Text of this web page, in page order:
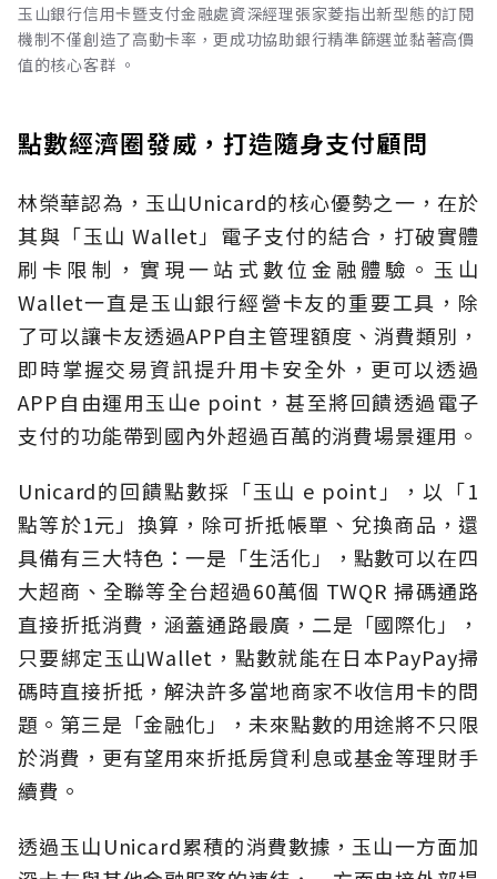
玉山銀行信用卡暨支付金融處資深經理張家菱指出新型態的訂閱
機制不僅創造了高動卡率，更成功協助銀行精準篩選並黏著高價
值的核心客群 。
點數經濟圈發威，打造隨身支付顧問
林榮華認為，玉山Unicard的核心優勢之一，在於
其與「玉山 Wallet」電子支付的結合，打破實體
刷卡限制，實現一站式數位金融體驗。玉山
Wallet一直是玉山銀行經營卡友的重要工具，除
了可以讓卡友透過APP自主管理額度、消費類別，
即時掌握交易資訊提升用卡安全外，更可以透過
APP自由運用玉山e point，甚至將回饋透過電子
支付的功能帶到國內外超過百萬的消費場景運用。
Unicard的回饋點數採「玉山 e point」，以「1
點等於1元」換算，除可折抵帳單、兌換商品，還
具備有三大特色：一是「生活化」，點數可以在四
大超商、全聯等全台超過60萬個 TWQR 掃碼通路
直接折抵消費，涵蓋通路最廣，二是「國際化」，
只要綁定玉山Wallet，點數就能在日本PayPay掃
碼時直接折抵，解決許多當地商家不收信用卡的問
題。第三是「金融化」，未來點數的用途將不只限
於消費，更有望用來折抵房貸利息或基金等理財手
續費。
透過玉山Unicard累積的消費數據，玉山一方面加